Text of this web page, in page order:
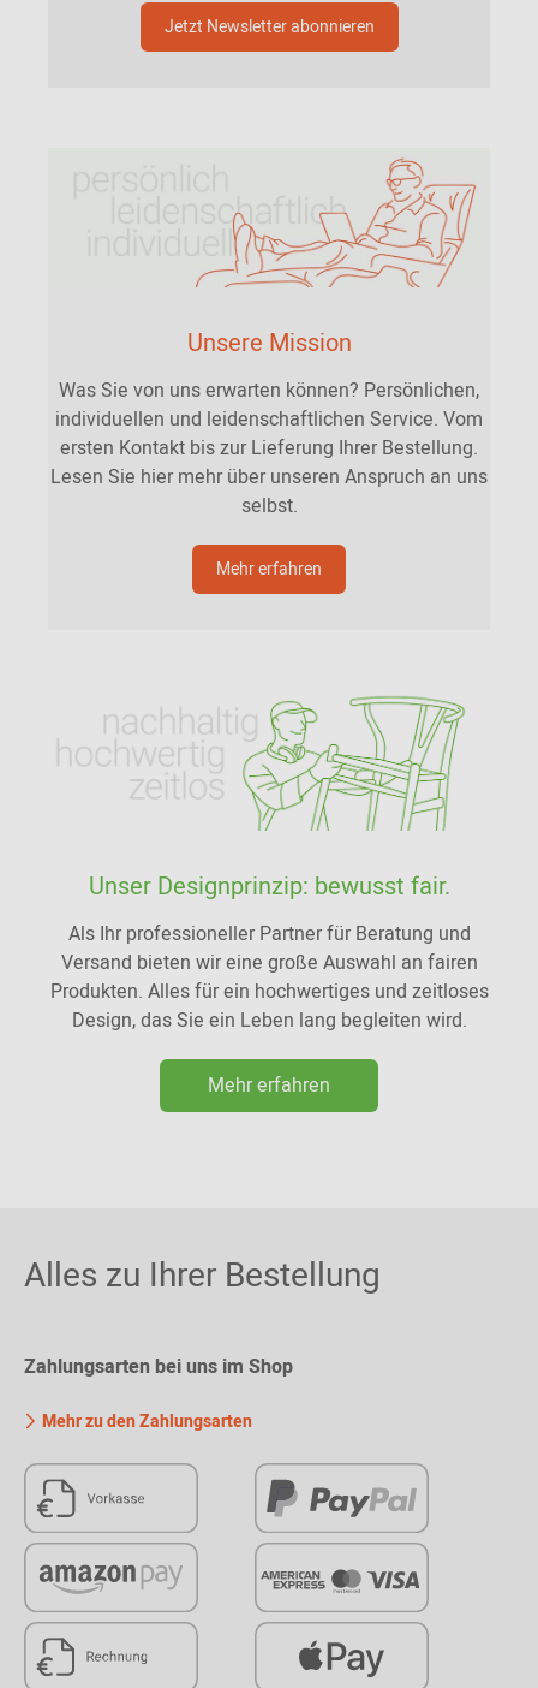
Jetzt Newsletter abonnieren
Unsere Mission
Was Sie von uns erwarten können? Persönlichen,
individuellen und leidenschaftlichen Service. Vom
ersten Kontakt bis zur Lieferung Ihrer Bestellung.
Lesen Sie hier mehr über unseren Anspruch an uns
selbst.
Mehr erfahren
Unser Designprinzip: bewusst fair.
Als Ihr professioneller Partner für Beratung und
Versand bieten wir eine große Auswahl an fairen
Produkten. Alles für ein hochwertiges und zeitloses
Design, das Sie ein Leben lang begleiten wird.
Mehr erfahren
Alles zu Ihrer Bestellung
Zahlungsarten bei uns im Shop
Mehr zu den Zahlungsarten